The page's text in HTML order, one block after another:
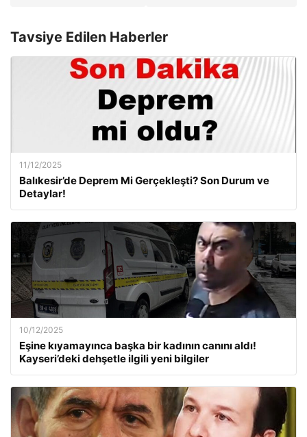
Tavsiye Edilen Haberler
11/12/2025
Balıkesir’de Deprem Mi Gerçekleşti? Son Durum ve
Detaylar!
10/12/2025
Eşine kıyamayınca başka bir kadının canını aldı!
Kayseri’deki dehşetle ilgili yeni bilgiler